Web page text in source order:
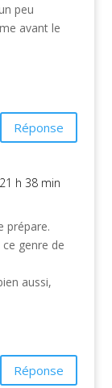
peu
avant le
Réponse
h 38 min
prépare.
genre de
aussi,
Réponse